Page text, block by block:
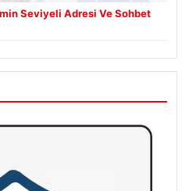
Seviyeli Adresi Ve Sohbet